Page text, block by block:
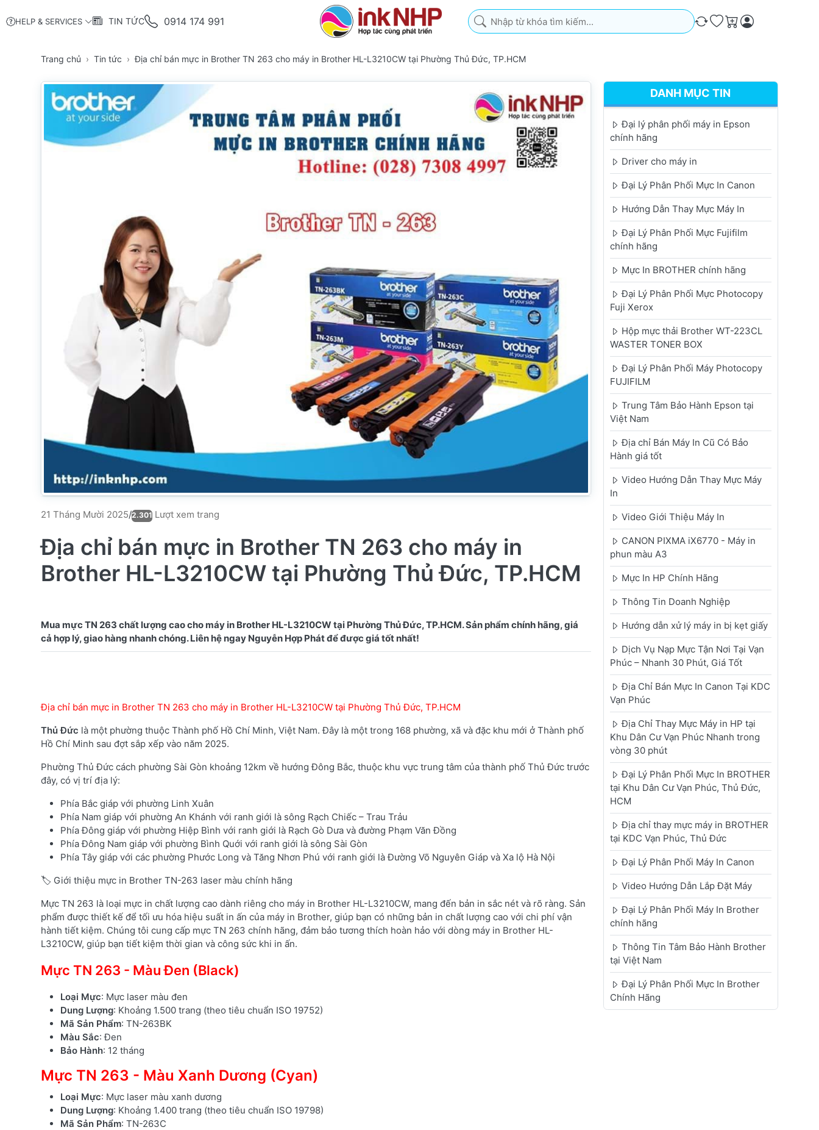
HELP & SERVICES TIN TỨC 0914 174 991
Nhập từ khóa tìm kiếm. Kết quả sẽ tự động xuất hiện khi bạn nhập. Nhấn phím
So sánh
Ưa thích
Giỏ hàng
Trang chủ Tin tức Địa chỉ bán mực in Brother TN 263 cho máy in Brother HL-L3210CW tại Phường Thủ Đức, TP.HCM
21 Tháng Mười 2025/2.301 Lượt xem trang
Địa chỉ bán mực in Brother TN 263 cho máy in
Brother HL-L3210CW tại Phường Thủ Đức, TP.HCM
Mua mực TN 263 chất lượng cao cho máy in Brother HL-L3210CW tại Phường Thủ Đức, TP.HCM. Sản phẩm chính hãng, giá
Địa chỉ bán mực in Brother TN 263 cho máy in Brother HL-L3210CW tại Phường Thủ Đức, TP.HCM
Thủ Đức là một phường thuộc Thành phố Hồ Chí Minh, Việt Nam. Đây là một trong 168 phường, xã và đặc khu mới ở Thành phố
Hồ Chí Minh sau đợt sắp xếp vào năm 2025.
Phường Thủ Đức cách phường Sài Gòn khoảng 12km về hướng Đông Bắc, thuộc khu vực trung tâm của thành phố Thủ Đức trước
đây, có vị trí địa lý:
Phía Bắc giáp với phường Linh Xuân
Phía Nam giáp với phường An Khánh với ranh giới là sông Rạch Chiếc – Trau Trảu
Phía Đông giáp với phường Hiệp Bình với ranh giới là Rạch Gò Dưa và đường Phạm Văn Đồng
Phía Đông Nam giáp với phường Bình Quới với ranh giới là sông Sài Gòn
Phía Tây giáp với các phường Phước Long và Tăng Nhơn Phú với ranh giới là Đường Võ Nguyên Giáp và Xa lộ Hà Nội
🏷️ Giới thiệu mực in Brother TN-263 laser màu chính hãng
Mực TN 263 là loại mực in chất lượng cao dành riêng cho máy in Brother HL-L3210CW, mang đến bản in sắc nét và rõ ràng. Sản
phẩm được thiết kế để tối ưu hóa hiệu suất in ấn của máy in Brother, giúp bạn có những bản in chất lượng cao với chi phí vận
hành tiết kiệm. Chúng tôi cung cấp mực TN 263 chính hãng, đảm bảo tương thích hoàn hảo với dòng máy in Brother HL-
L3210CW, giúp bạn tiết kiệm thời gian và công sức khi in ấn.
Mực TN 263 - Màu Đen (Black)
Loại Mực: Mực laser màu đen
Dung Lượng: Khoảng 1.500 trang (theo tiêu chuẩn ISO 19752)
Mã Sản Phẩm: TN-263BK
Màu Sắc: Đen
Bảo Hành: 12 tháng
Mực TN 263 - Màu Xanh Dương (Cyan)
Loại Mực: Mực laser màu xanh dương
Dung Lượng: Khoảng 1.400 trang (theo tiêu chuẩn ISO 19798)
Mã Sản Phẩm: TN-263C
DANH MỤC TIN
Đại lý phân phối máy in Epson
chính hãng
Driver cho máy in
Đại Lý Phân Phối Mực In Canon
Hướng Dẫn Thay Mực Máy In
Đại Lý Phân Phối Mực Fujifilm
chính hãng
Mực In BROTHER chính hãng
Đại Lý Phân Phối Mực Photocopy
Fuji Xerox
Hộp mực thải Brother WT-223CL
WASTER TONER BOX
Đại Lý Phân Phối Máy Photocopy
FUJIFILM
Trung Tâm Bảo Hành Epson tại
Việt Nam
Địa chỉ Bán Máy In Cũ Có Bảo
Hành giá tốt
Video Hướng Dẫn Thay Mực Máy
In
Video Giới Thiệu Máy In
CANON PIXMA iX6770 - Máy in
phun màu A3
Mực In HP Chính Hãng
Thông Tin Doanh Nghiệp
Hướng dẫn xử lý máy in bị kẹt giấy
Dịch Vụ Nạp Mực Tận Nơi Tại Vạn
Phúc – Nhanh 30 Phút, Giá Tốt
Địa Chỉ Bán Mực In Canon Tại KDC
Vạn Phúc
Địa Chỉ Thay Mực Máy in HP tại
Khu Dân Cư Vạn Phúc Nhanh trong
vòng 30 phút
Đại Lý Phân Phối Mực In BROTHER
tại Khu Dân Cư Vạn Phúc, Thủ Đức,
HCM
Địa chỉ thay mực máy in BROTHER
tại KDC Vạn Phúc, Thủ Đức
Đại Lý Phân Phối Máy In Canon
Video Hướng Dẫn Lắp Đặt Máy
Đại Lý Phân Phối Máy In Brother
chính hãng
Thông Tin Tâm Bảo Hành Brother
tại Việt Nam
Đại Lý Phân Phối Mực In Brother
Chính Hãng